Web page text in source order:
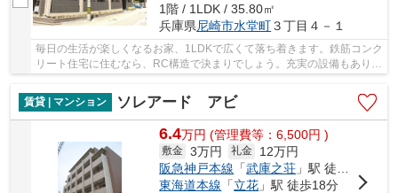
1階 / 1LDK / 35.80㎡
兵庫県尼崎市水堂町３丁目４－１
毎日の生活が楽しくなるお家、1LDKで広くて落ち着きます。鉄筋コンク
リート住宅に住むなら、RC構造で決まりでしょう。充実の設備もありな
がら、家賃は6.4万円です。住み替えを考えるの...
賃貸 | マンション
ソレアード アビ
6.4万円 (管理費等：6,500円 )
敷金 3万円 礼金
12万円
阪急神戸本線 「武庫之荘 」駅 徒歩17分
東海道本線 「立花 」駅 徒歩18分